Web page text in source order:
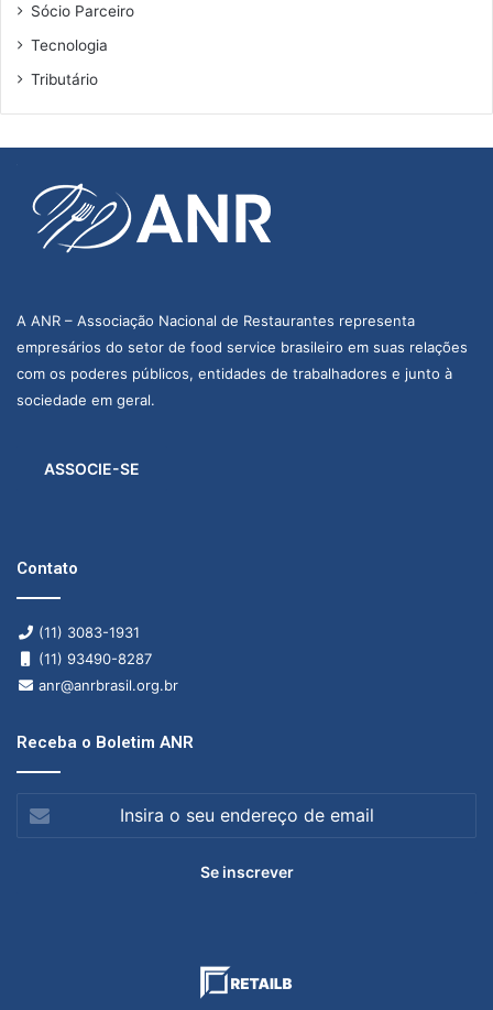
Sócio Parceiro
Tecnologia
Tributário
A ANR – Associação Nacional de Restaurantes representa
empresários do setor de food service brasileiro em suas relações
com os poderes públicos, entidades de trabalhadores e junto à
sociedade em geral.
ASSOCIE-SE
Contato
(11) 3083-1931
(11) 93490-8287
anr@anrbrasil.org.br
Receba o Boletim ANR